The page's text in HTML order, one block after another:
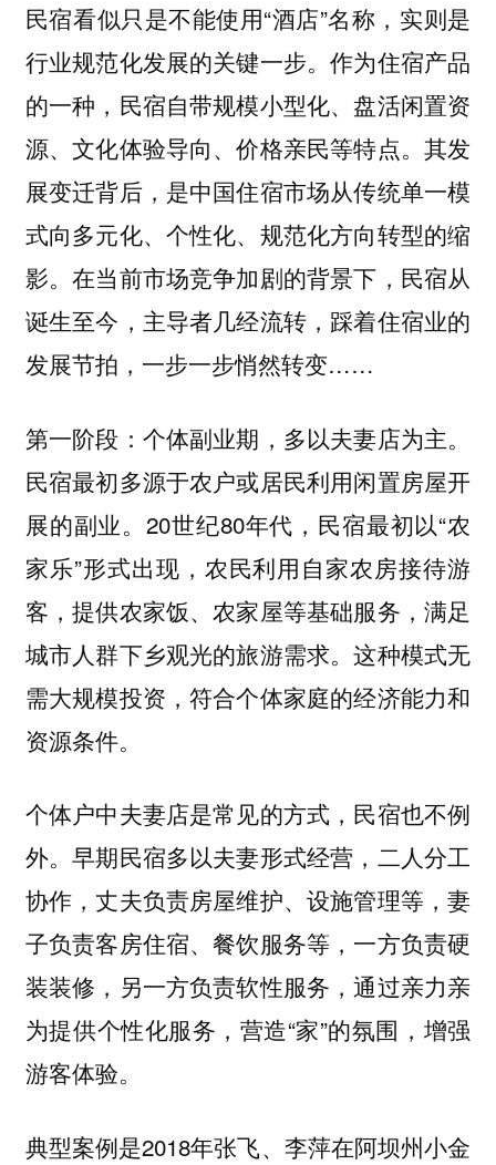
民宿看似只是不能使用“酒店”名称，实则是
行业规范化发展的关键一步。作为住宿产品
的一种，民宿自带规模小型化、盘活闲置资
源、文化体验导向、价格亲民等特点。其发
展变迁背后，是中国住宿市场从传统单一模
式向多元化、个性化、规范化方向转型的缩
影。在当前市场竞争加剧的背景下，民宿从
诞生至今，主导者几经流转，踩着住宿业的
发展节拍，一步一步悄然转变……
第一阶段：个体副业期，多以夫妻店为主。
民宿最初多源于农户或居民利用闲置房屋开
展的副业。20世纪80年代，民宿最初以“农
家乐”形式出现，农民利用自家农房接待游
客，提供农家饭、农家屋等基础服务，满足
城市人群下乡观光的旅游需求。这种模式无
需大规模投资，符合个体家庭的经济能力和
资源条件。
个体户中夫妻店是常见的方式，民宿也不例
外。早期民宿多以夫妻形式经营，二人分工
协作，丈夫负责房屋维护、设施管理等，妻
子负责客房住宿、餐饮服务等，一方负责硬
装装修，另一方负责软性服务，通过亲力亲
为提供个性化服务，营造“家”的氛围，增强
游客体验。
典型案例是2018年张飞、李萍在阿坝州小金